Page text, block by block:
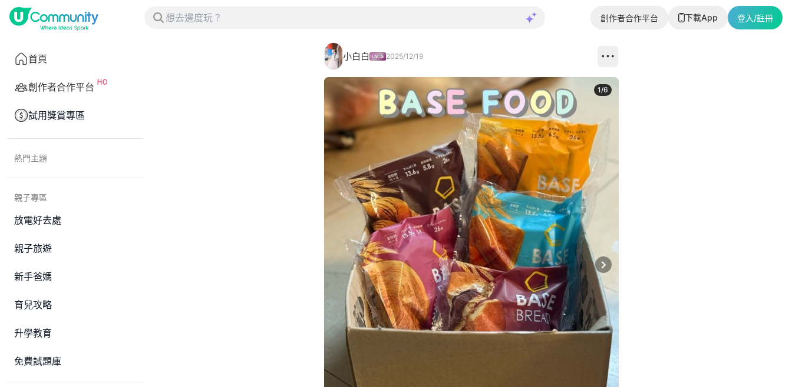
創作者合作平台 下載App 登入/註冊
首頁
創作者合作平台
試用獎賞專區
熱門主題
親子專區
放電好去處
親子旅遊
新手爸媽
育兒攻略
升學教育
免費試題庫
小白白 2025/12/19
Next slide
1/6